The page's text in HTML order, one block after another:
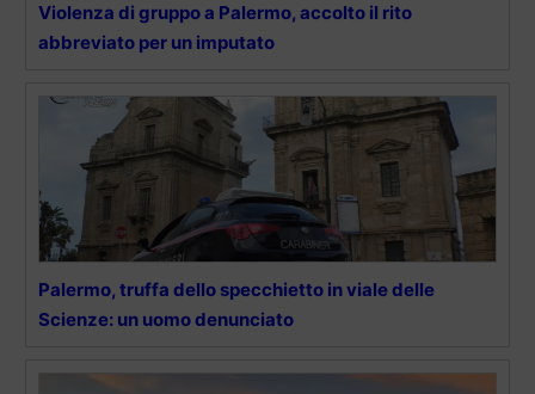
Violenza di gruppo a Palermo, accolto il rito
abbreviato per un imputato
Palermo, truffa dello specchietto in viale delle
Scienze: un uomo denunciato